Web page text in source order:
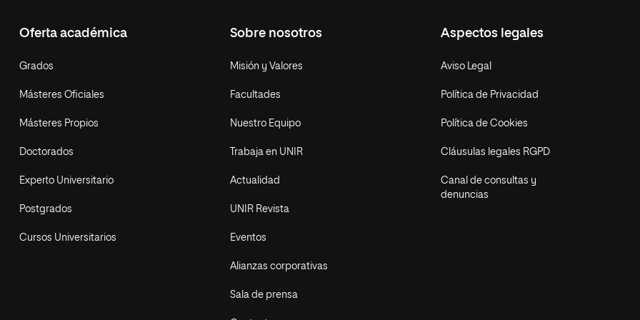
Oferta académica
Grados
Másteres Oficiales
Másteres Propios
Doctorados
Experto Universitario
Postgrados
Cursos Universitarios
Sobre nosotros
Misión y Valores
Facultades
Nuestro Equipo
Trabaja en UNIR
Actualidad
UNIR Revista
Eventos
Alianzas corporativas
Sala de prensa
Aspectos legales
Aviso Legal
Política de Privacidad
Política de Cookies
Cláusulas legales RGPD
Canal de consultas y
denuncias